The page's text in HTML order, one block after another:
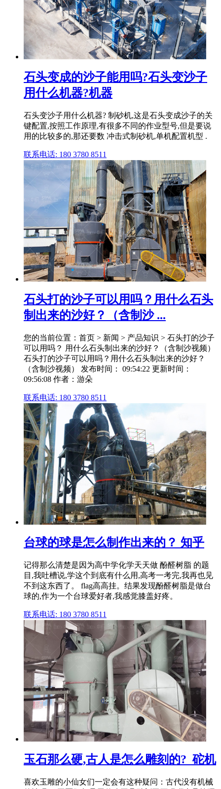
石头变成的沙子能用吗?石头变沙子
用什么机器?机器
石头变沙子用什么机器? 制砂机,这是石头变成沙子的关
键配置,按照工作原理,有很多不同的作业型号,但是要说
用的比较多的,那还要数 冲击式制砂机,单机配置机型 .
联系电话: 180 3780 8511
石头打的沙子可以用吗？用什么石头
制出来的沙好？（含制沙 ...
您的当前位置：首页 > 新闻 > 产品知识 > 石头打的沙子
可以用吗？ 用什么石头制出来的沙好？（含制沙视频）
石头打的沙子可以用吗？用什么石头制出来的沙好？
（含制沙视频） 发布时间： 09:54:22 更新时间：
09:56:08 作者：游朵
联系电话: 180 3780 8511
台球的球是怎么制作出来的？ 知乎
记得那么清楚是因为高中学化学天天做 酚醛树脂 的题
目,我吐槽说,学这个到底有什么用,高考一考完,我再也见
不到这东西了。 flag高高挂。结果发现酚醛树脂是做台
球的,作为一个台球爱好者,我感觉膝盖好疼。
联系电话: 180 3780 8511
玉石那么硬,古人是怎么雕刻的?_砣机
喜欢玉雕的小仙女们一定会有这种疑问：古代没有机械